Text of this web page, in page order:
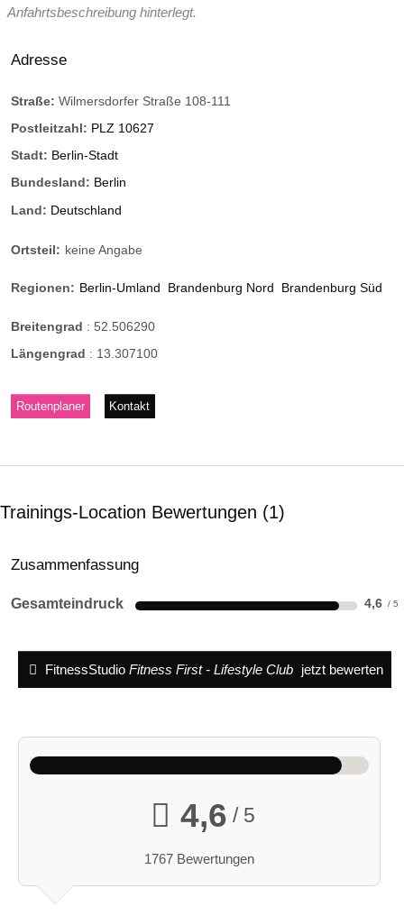
Anfahrtsbeschreibung hinterlegt.
Adresse
Straße: Wilmersdorfer Straße 108-111
Postleitzahl: PLZ 10627
Stadt: Berlin-Stadt
Bundesland: Berlin
Land: Deutschland
Ortsteil: keine Angabe
Regionen: Berlin-Umland Brandenburg Nord Brandenburg Süd
Breitengrad : 52.506290
Längengrad : 13.307100
Routenplaner Kontakt
Trainings-Location Bewertungen 1
Zusammenfassung
Gesamteindruck 4,6
FitnessStudio Fitness First - Lifestyle Club jetzt bewerten
4,6 / 5
1767 Bewertungen